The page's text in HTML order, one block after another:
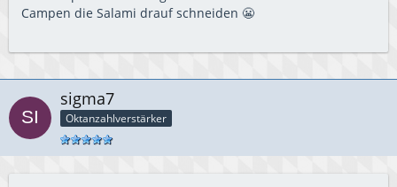
Campen die Salami drauf schneiden 😬
sigma7
Oktanzahlverstärker